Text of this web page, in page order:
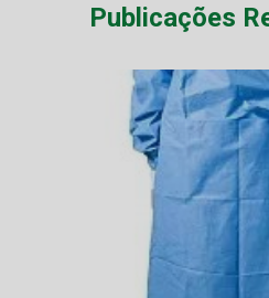
Publicações